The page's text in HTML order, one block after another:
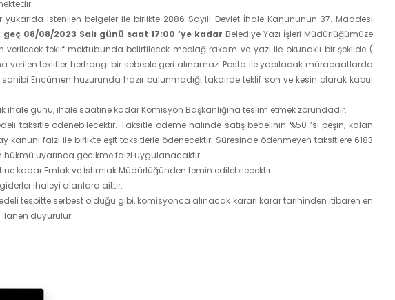
istenilen belgeler ile birlikte 2886 Sayılı Devlet İhale Kanununun 37. Maddesi
geç 08/08/2023 Salı günü saat 17:00 ‘ye kadar Belediye Yazı İşleri Müdürlüğümüze
verilecek teklif mektubunda belirtilecek meblağ rakam ve yazı ile okunaklı bir şekilde (
verilen teklifler herhangi bir sebeple geri alınamaz. Posta ile yapılacak müracaatlarda
Encümen huzurunda hazır bulunmadığı takdirde teklif son ve kesin olarak kabul
ihale günü, ihale saatine kadar Komisyon Başkanlığına teslim etmek zorundadır.
taksitle ödenebilecektir. Taksitle ödeme halinde satış bedelinin %50 ‘si peşin, kalan
faizi ile birlikte eşit taksitlerle ödenecektir. Süresinde ödenmeyen taksitlere 6183
hükmü uyarınca gecikme faizi uygulanacaktır.
kadar Emlak ve İstimlak Müdürlüğünden temin edilebilecektir.
ihaleyi alanlara aittir.
tespitte serbest olduğu gibi, komisyonca alınacak kararı karar tarihinden itibaren en
duyurulur.